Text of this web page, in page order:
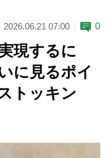
2026.06.21 07:00 0
現するに
に見るポイ
トッキン